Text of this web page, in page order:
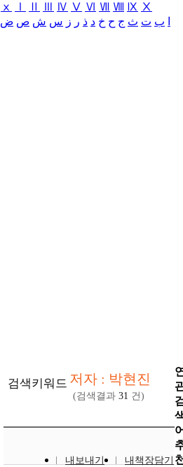
ⅹ Ⅳ Ⅴ Ⅵ Ⅶ Ⅷ Ⅸ Ⅹ
ب ت ث ج ح خ د ذ ر ز س ش ص ض
검색키워드 저자 : 박현진
(검색결과 31 건)
내보내기
내책장담기